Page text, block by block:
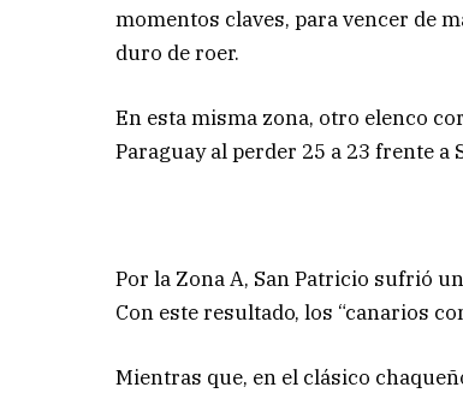
momentos claves, para vencer de
duro de roer.
En esta misma zona, otro elenco
Paraguay al perder 25 a 23 frente a
Por la Zona A, San Patricio sufrió
Con este resultado, los “canarios
Mientras que, en el clásico